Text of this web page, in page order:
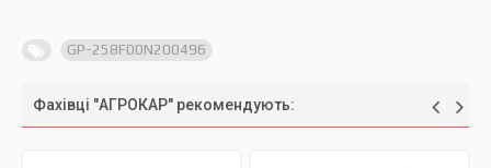
GP-258F00N200496
Фахівці "АГРОКАР" рекомендують: